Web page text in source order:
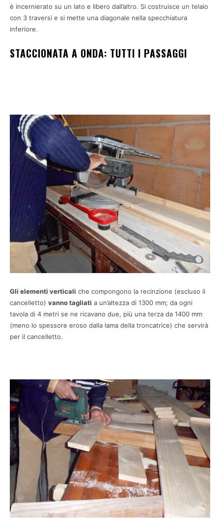
è incernierato su un lato e libero dall’altro. Si costruisce un telaio
con 3 traversi e si mette una diagonale nella specchiatura
inferiore.
STACCIONATA A ONDA: TUTTI I PASSAGGI
Gli elementi verticali che compongono la recinzione (escluso il
cancelletto) vanno tagliati a un’altezza di 1300 mm; da ogni
tavola di 4 metri se ne ricavano due, più una terza da 1400 mm
(meno lo spessore eroso dalla lama della troncatrice) che servirà
per il cancelletto.